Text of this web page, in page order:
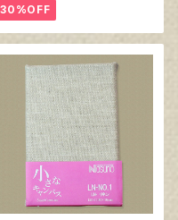
30%OFF